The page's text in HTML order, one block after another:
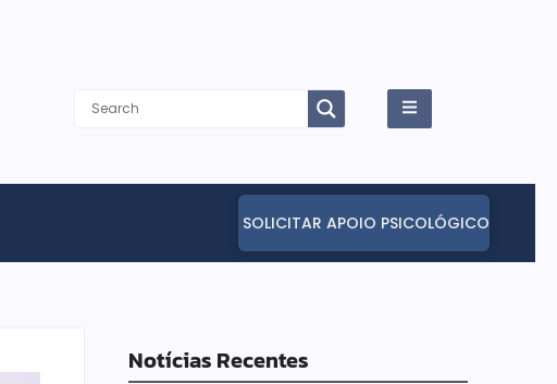
SOLICITAR APOIO PSICOLÓGICO
Notícias Recentes